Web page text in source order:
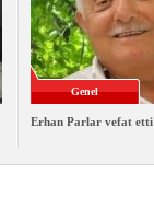
Genel
Erhan Parlar vefat etti